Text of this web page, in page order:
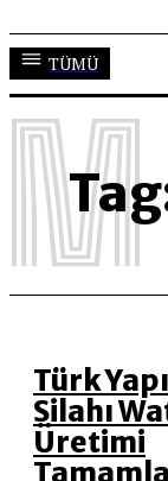
TÜMÜ
M
Türk
Silahı
Üretimi